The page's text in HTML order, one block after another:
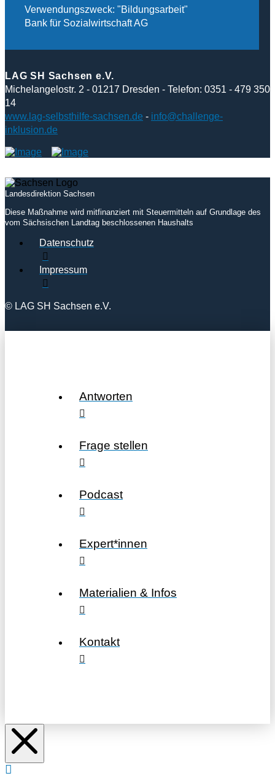
Verwendungszweck: "Bildungsarbeit"
Bank für Sozialwirtschaft AG
LAG SH Sachsen e.V.
Michelangelostr. 2 - 01217 Dresden - Telefon: 0351 - 479 350
14
www.lag-selbsthilfe-sachsen.de - info@challenge-
inklusion.de
Landesdirektion Sachsen
Diese Maßnahme wird mitfinanziert mit Steuermitteln auf Grundlage des
vom Sächsischen Landtag beschlossenen Haushalts
Datenschutz
Impressum
© LAG SH Sachsen e.V.
Antworten
Frage stellen
Podcast
Expert*innen
Materialien & Infos
Kontakt